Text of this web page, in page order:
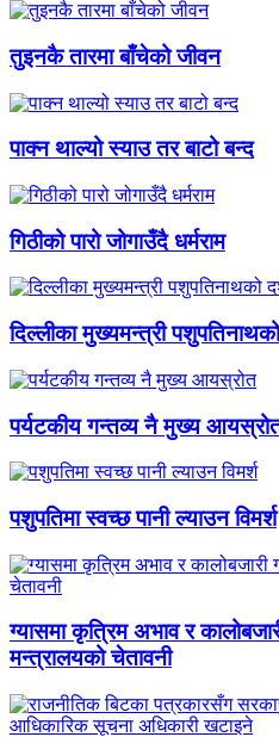
तुइनकै तारमा बाँचेको जीवन
पाक्न थाल्यो स्याउ तर बाटो बन्द
गिठीको पारो जोगाउँदै धर्मराम
दिल्लीका मुख्यमन्त्री
पर्यटकीय गन्तव्य नै मुख्य
पशुपतिमा स्वच्छ पानी ल्याउन विमर्श
ग्यासमा कृत्रिम अभाव र
मन्त्रालयको चेतावनी